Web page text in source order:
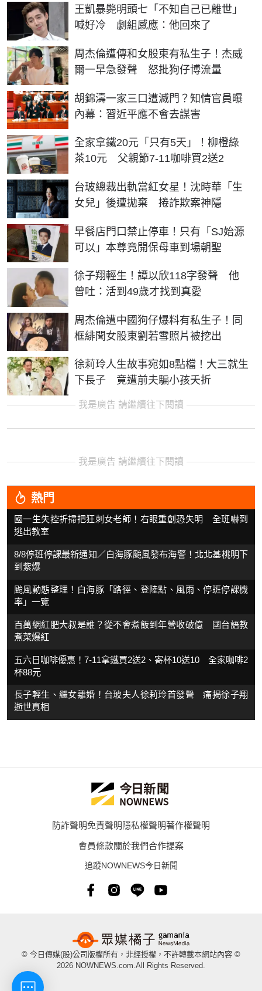
王凱暴斃明頭七「不知自己已離世」
喊好冷 劇組感應：他回來了
周杰倫遭傳和女股東有私生子！杰威
爾一早急發聲 怒批狗仔博流量
胡錦濤一家三口遭滅門？知情官員曝
內幕：習近平應不會去謀害
全家拿鐵20元「只有5天」！柳橙綠
茶10元 父親節7-11咖啡買2送2
台玻總裁出軌當紅女星！沈時華「生
女兒」後遭拋棄 捲詐欺案神隱
早餐店門口禁止停車！只有「SJ始源
可以」本尊竟開保母車到場朝聖
徐子翔輕生！譚以欣118字發聲 他
曾吐：活到49歲才找到真愛
周杰倫遭中國狗仔爆料有私生子！同
框緋聞女股東劉若雪照片被挖出
徐莉玲人生故事宛如8點檔！大三就生
下長子 竟遭前夫騙小孩夭折
我是廣告 請繼續往下閱讀
我是廣告 請繼續往下閱讀
熱門
國一生失控折掃把狂刺女老師！右眼重創恐失明 全班嚇到
逃出教室
8/8停班停課最新通知／白海豚颱風發布海警！北北基桃明下
到紫爆
颱風動態整理！白海豚「路徑、登陸點、風雨、停班停課機
率」一覽
百萬網紅肥大叔是誰？從不會煮飯到年營收破億 國台語教
煮菜爆紅
五六日咖啡優惠！7-11拿鐵買2送2、寄杯10送10 全家咖啡2
杯88元
長子輕生、繼女離婚！台玻夫人徐莉玲首發聲 痛揭徐子翔
逝世真相
防詐聲明免責聲明隱私權聲明著作權聲明
會員條款關於我們合作提案
追蹤NOWNEWS今日新聞
© 今日傳媒(股)公司版權所有，非經授權，不許轉載本網站內容 ©
2026 NOWNEWS.com.All Rights Reserved.